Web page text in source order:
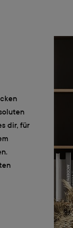
dir, für